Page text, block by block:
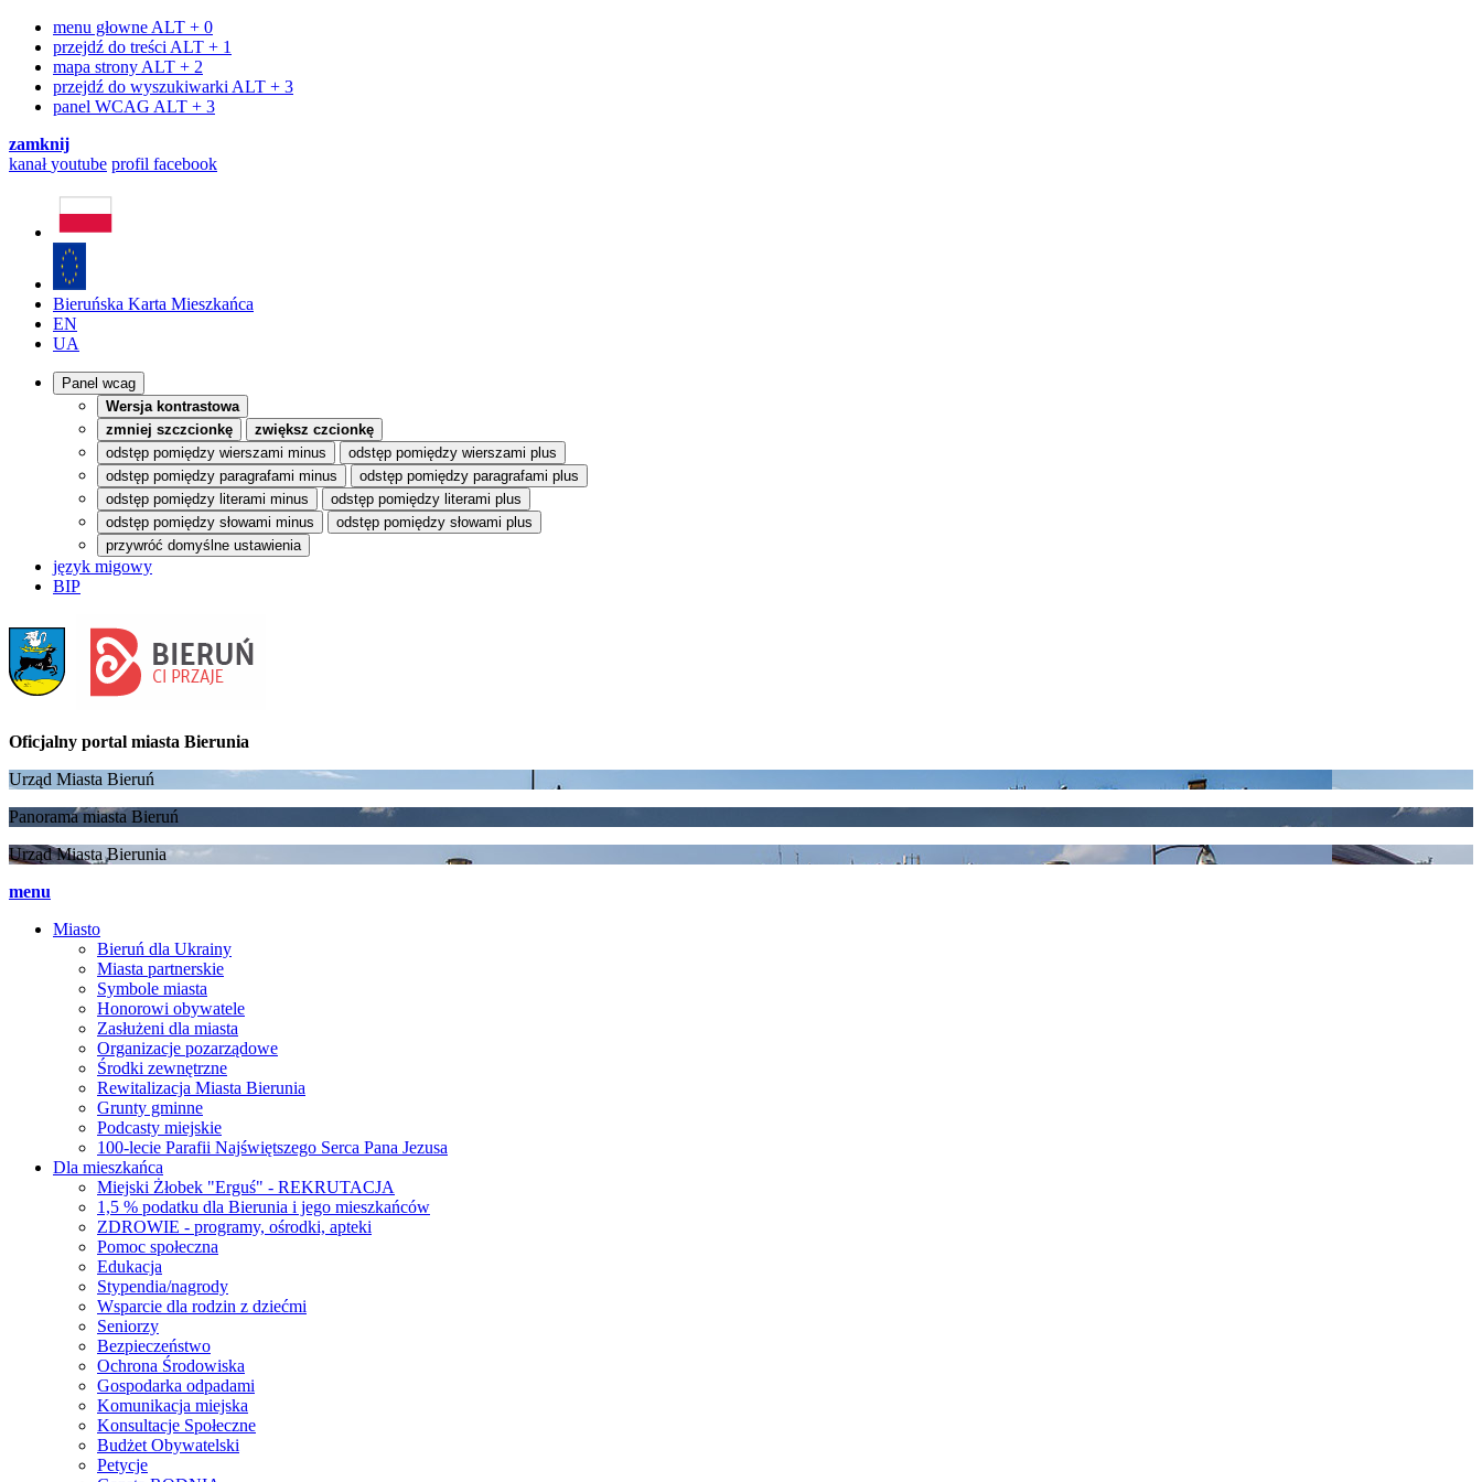
menu głowne ALT + 0
przejdź do treści ALT + 1
mapa strony ALT + 2
przejdź do wyszukiwarki ALT + 3
panel WCAG ALT + 3
zamknij
kanałyoutube profil facebook
Bieruńska Karta Mieszkańca
EN
UA
Panel wcag
Wersja kontrastowa
zmniej szczcionkę
zwiększ czcionkę
odstęp pomiędzy wierszami minus
odstęp pomiędzy wierszami plus
odstęp pomiędzy paragrafami minus
odstęp pomiędzy paragrafami plus
odstęp pomiędzy literami minus
odstęp pomiędzy literami plus
odstęp pomiędzy słowami minus
odstęp pomiędzy słowami plus
przywróć domyślne ustawienia
język migowy
BIP
Oficjalny portal miasta Bierunia
Urząd Miasta Bieruń
Panorama miasta Bieruń
Urząd Miasta Bierunia
menu
Miasto
Bieruń dla Ukrainy
Miasta partnerskie
Symbole miasta
Honorowi obywatele
Zasłużeni dla miasta
Organizacje pozarządowe
Środki zewnętrzne
Rewitalizacja Miasta Bierunia
Grunty gminne
Podcasty miejskie
100-lecie Parafii Najświętszego Serca Pana Jezusa
Dla mieszkańca
Miejski Żłobek "Erguś" - REKRUTACJA
1,5 % podatku dla Bierunia i jego mieszkańców
ZDROWIE - programy, ośrodki, apteki
Pomoc społeczna
Edukacja
Stypendia/nagrody
Wsparcie dla rodzin z dziećmi
Seniorzy
Bezpieczeństwo
Ochrona Środowiska
Gospodarka odpadami
Komunikacja miejska
Konsultacje Społeczne
Budżet Obywatelski
Petycje